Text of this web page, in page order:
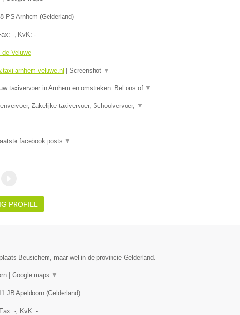
PS Arnhem (Gelderland)
-, KvK: -
de Veluwe
arnhem-veluwe.nl Screenshot ▼
taxivervoer in Arnhem en omstreken. Bel ons of ▼
Zakelijke taxivervoer, Schoolvervoer, ▼
facebook posts ▼
PROFIEL
Beusichem, maar wel in de provincie Gelderland.
| Google maps ▼
JB Apeldoorn(Gelderland)
-, KvK: -